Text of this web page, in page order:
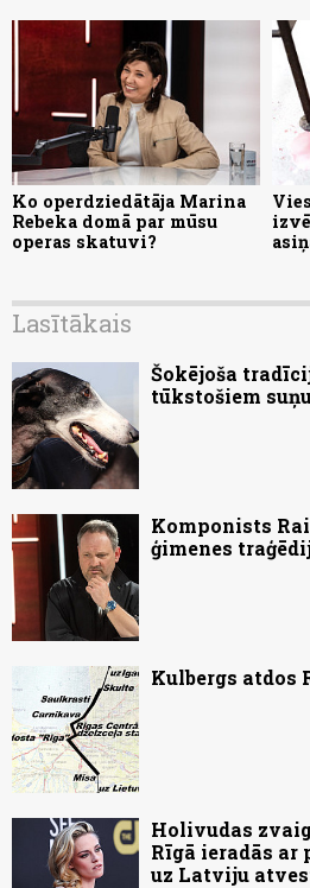
Ko operdziedātāja Marina
Rebeka domā par mūsu
operas skatuvi?
Lasītākais
Šokējoša
tūkstošiem
Komponists
ģimenes
Kulbergs atdos
Holivudas
Rīgā ieradās
uz Latviju